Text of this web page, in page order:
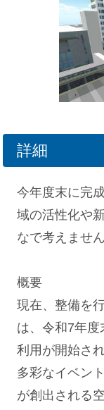
詳細
今年度末に完
域の活性化や
なで考えません
概要
現在、整備を
は、令和7年度
利用が開始され
多彩なイベン
が創出される